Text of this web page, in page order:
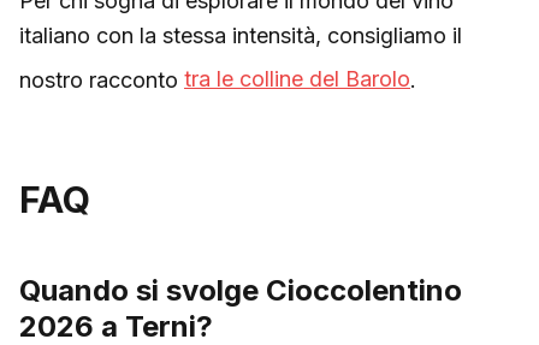
italiano con la stessa intensità, consigliamo il
nostro racconto tra le colline del Barolo
FAQ
Quando si svolge Cioccolentino
2026 a Terni?